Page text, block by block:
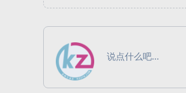
说点什么吧...